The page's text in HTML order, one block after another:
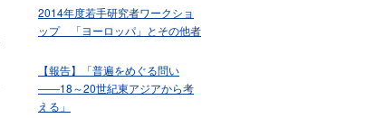
2014年度若手研究者ワークショ
ップ 「ヨーロッパ」とその他者
【報告】「普遍をめぐる問い
――18～20世紀東アジアから考
える」